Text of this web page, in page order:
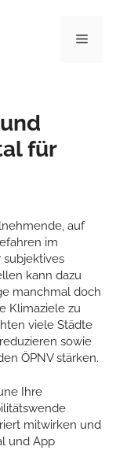
Menü
für
auf
im
subjektives
kann dazu
manchmal doch
Klimaziele zu
viele Städte
sowie
ÖPNV stärken.
Ihre
mitwirken und
und App